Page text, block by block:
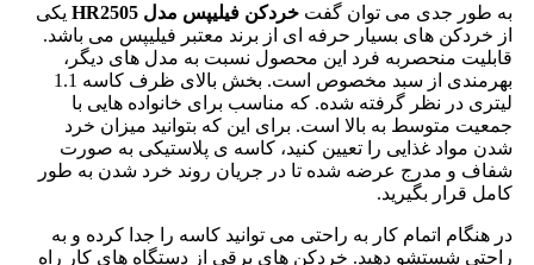
به طور جدی می توان گفت خردکن فیلیپس مدل HR2505
یکی
از خردکن های بسیار حرفه ای از برند معتبر فیلیپس می باشد.
قابلیت منحصربه فرد این محصول نسبت به مدل های دیگر،
بهرمندی از سبد مخصوص است. بخش بالای ظرف کاسه 1.1
لیتری در نظر گرفته شده. که مناسب برای خانواده هایی با
جمعیت متوسط به بالا است. برای این که بتوانید میزان خرد
شدن مواد غذایی را تعیین کنید، کاسه ی پلاستیکی به صورت
شفاف و مدرج عرضه شده تا در جریان روند خرد شدن به طور
کامل قرار بگیرید.
در هنگام اتمام کار به راحتی می توانید کاسه را جدا کرده و به
راحتی شستشو دهید. خردکن های برقی از دستگاه های کار راه